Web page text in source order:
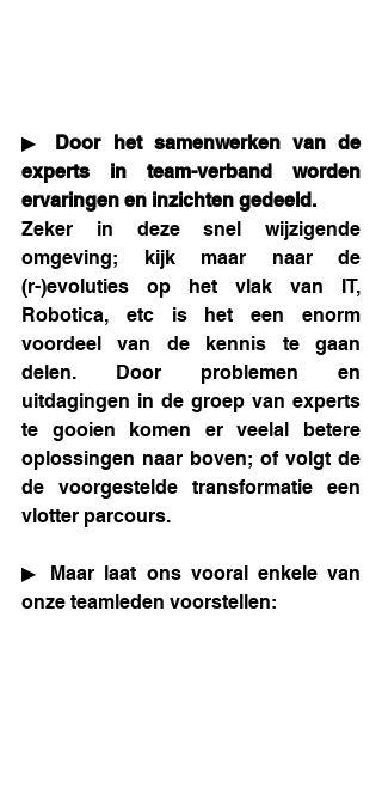
▶
Door het samenwerken van de
experts in team-verband worden
ervaringen en inzichten gedeeld.
Zeker in deze snel wijzigende
omgeving; kijk maar naar de
(r-)evoluties op het vlak van IT,
Robotica, etc is het een enorm
voordeel van de kennis te gaan
delen. Door problemen en
uitdagingen in de groep van experts
te gooien komen er veelal betere
oplossingen naar boven; of volgt de
de voorgestelde transformatie een
vlotter parcours.
▶ Maar laat ons vooral enkele van
onze teamleden voorstellen: